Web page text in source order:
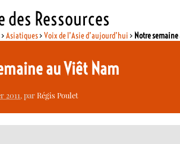
des Ressources
>Asiatiques>Voix de l’Asie d’aujourd’hui > Notre
au Viêt Nam
2011, parRégis Poulet